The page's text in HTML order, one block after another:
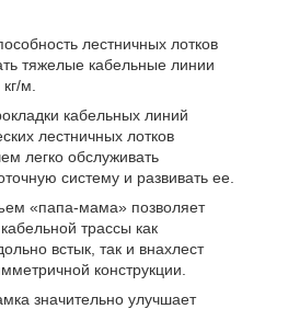
лестничных лотков
тяжелые кабельные линии
м.
кабельных линий
лестничных лотков
легко обслуживать
систему и развивать ее.
«папа-мама» позволяет
трассы как
встык, так и внахлест
конструкции.
значительно улучшает